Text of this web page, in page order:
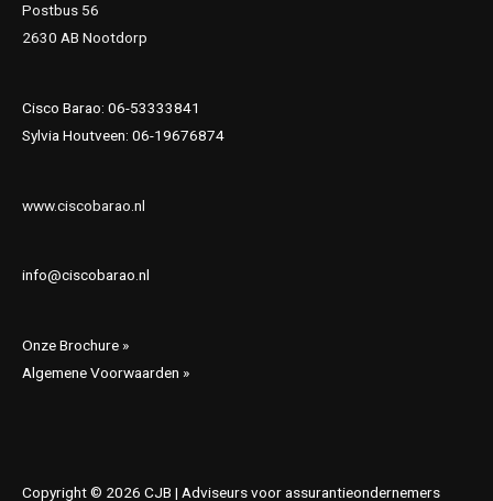
Postbus 56
2630 AB Nootdorp
Cisco Barao: 06-53333841
Sylvia Houtveen: 06-19676874
www.ciscobarao.nl
info@ciscobarao.nl
Onze Brochure »
Algemene Voorwaarden »
Copyright © 2026 CJB | Adviseurs voor assurantieondernemers